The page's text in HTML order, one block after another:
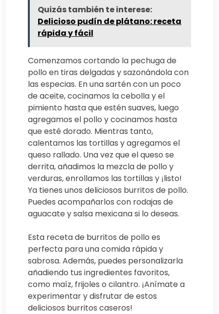
Quizás también te interese:
Delicioso pudín de plátano: receta
rápida y fácil
Comenzamos cortando la pechuga de
pollo en tiras delgadas y sazonándola con
las especias. En una sartén con un poco
de aceite, cocinamos la cebolla y el
pimiento hasta que estén suaves, luego
agregamos el pollo y cocinamos hasta
que esté dorado. Mientras tanto,
calentamos las tortillas y agregamos el
queso rallado. Una vez que el queso se
derrita, añadimos la mezcla de pollo y
verduras, enrollamos las tortillas y ¡listo!
Ya tienes unos deliciosos burritos de pollo.
Puedes acompañarlos con rodajas de
aguacate y salsa mexicana si lo deseas.
Esta receta de burritos de pollo es
perfecta para una comida rápida y
sabrosa. Además, puedes personalizarla
añadiendo tus ingredientes favoritos,
como maíz, frijoles o cilantro. ¡Anímate a
experimentar y disfrutar de estos
deliciosos burritos caseros!